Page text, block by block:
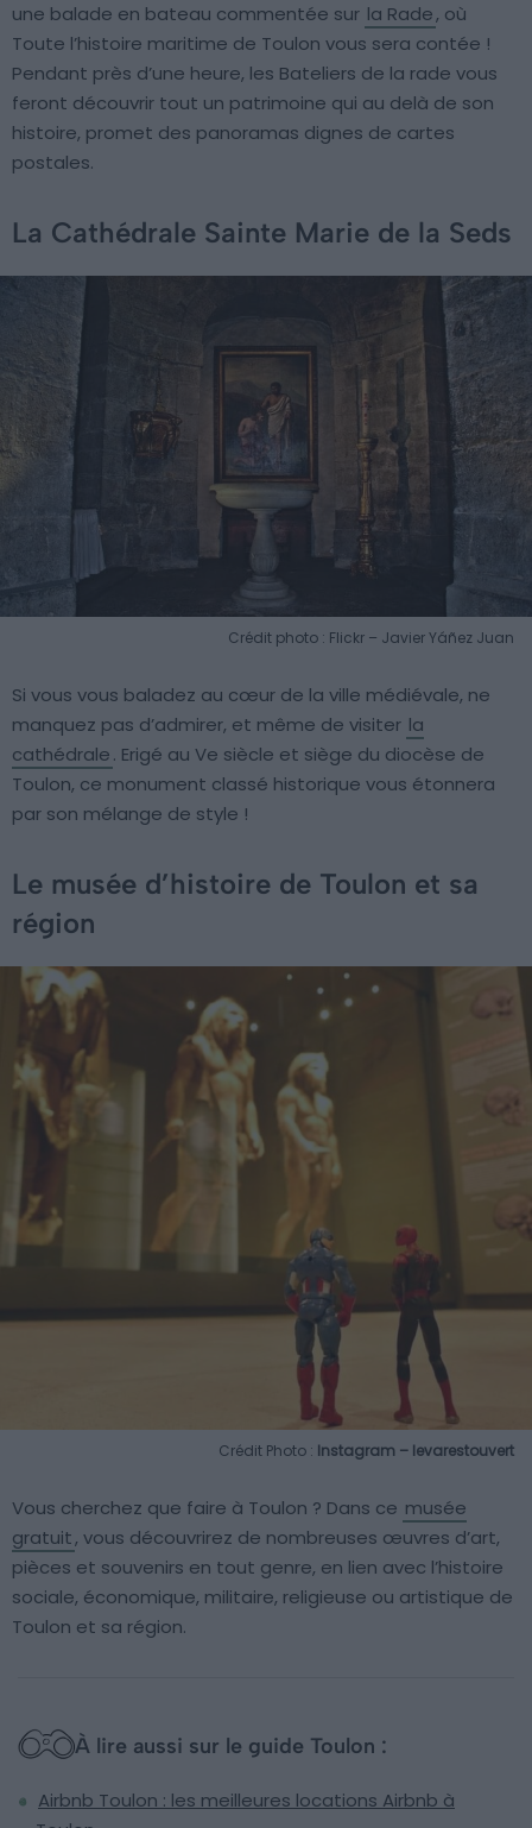
une balade en bateau commentée sur la Rade, où
Toute l’histoire maritime de Toulon vous sera contée !
Pendant près d’une heure, les Bateliers de la rade vous
feront découvrir tout un patrimoine qui au delà de son
histoire, promet des panoramas dignes de cartes
postales.
La Cathédrale Sainte Marie de la Seds
Crédit photo : Flickr – Javier Yáñez Juan
Si vous vous baladez au cœur de la ville médiévale, ne
manquez pas d’admirer, et même de visiter la
cathédrale. Erigé au Ve siècle et siège du diocèse de
Toulon, ce monument classé historique vous étonnera
par son mélange de style !
Le musée d’histoire de Toulon et sa
région
Crédit Photo : Instagram – levarestouvert
Vous cherchez que faire à Toulon ? Dans ce musée
gratuit, vous découvrirez de nombreuses œuvres d’art,
pièces et souvenirs en tout genre, en lien avec l’histoire
sociale, économique, militaire, religieuse ou artistique de
Toulon et sa région.
À lire aussi sur le guide Toulon :
Airbnb Toulon : les meilleures locations Airbnb à